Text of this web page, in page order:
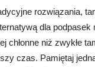
rozwiązania,
dla podpasek
chłonne niż zwykłe
czas. Pamiętaj